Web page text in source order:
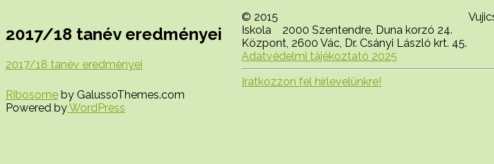
2017/18 tanév eredményei
2017/18 tanév eredményei
© 2015 Vujicsics Tihamér
Iskola 2000 Szentendre, Duna korzó 24.
Központ, 2600 Vác, Dr. Csányi László krt. 45.
Adatvédelmi tájékoztató 2025
Iratkozzon fel hírlevelünkre!
Ribosome by GalussoThemes.com
Powered byWordPress